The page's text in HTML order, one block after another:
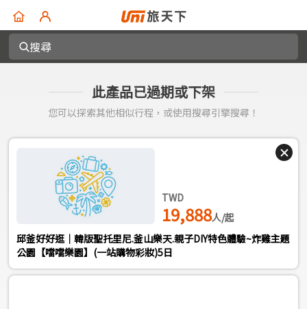
搜尋
此產品已過期或下架
您可以探索其他相似行程，或使用搜尋引擎搜尋！
TWD
19,888人/起
邱釜好好逛｜韓版聖托里尼.釜山樂天.親子DIY特色體驗~炸雞主題
公園【噹噹樂園】(一站購物彩妝)5日